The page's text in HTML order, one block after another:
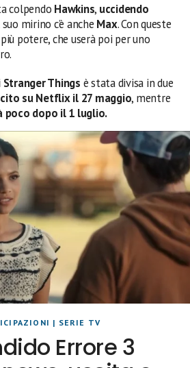
colpendo Hawkins, uccidendo
mirino c’è anche Max. Con queste
potere, che userà poi per uno
Things è stata divisa in due
su Netflix il 27 maggio, mentre
poco dopo il 1 luglio.
| SERIE TV
Errore 3